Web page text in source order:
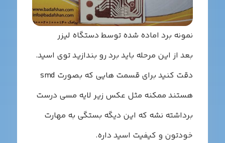
برد اماده شده توسط دستگاه لیزر
از این مرحله باید برد رو بندازید توی اسید.
دقت کنید برای قسمت هایی که بصورت smd
ممکنه مثل عکس زیر لایه مسی درست
نشه که این دیگه بستگی به مهارت
و کیفیت اسید داره.